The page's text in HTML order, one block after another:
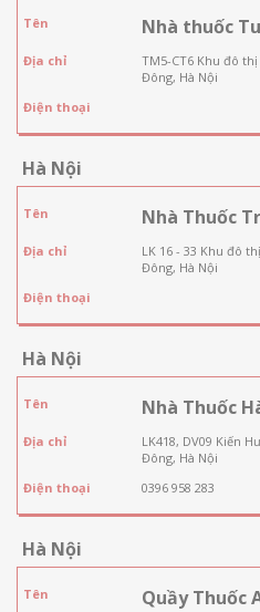
Tên Nhà thuốc
Địa chỉ
TM5-CT6 Khu đô
Đông, Hà Nội
Điện thoại
Hà Nội
Tên Nhà Thuốc
Địa chỉ
LK 16 - 33 Khu đô
Đông, Hà Nội
Điện thoại
Hà Nội
Tên Nhà Thuốc
Địa chỉ
LK418, DV09 Kiến
Đông, Hà Nội
Điện thoại
0396 958 283
Hà Nội
Tên Quầy Thuốc